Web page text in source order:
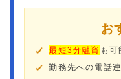
お
最短3分融資 も可
勤務先への電話